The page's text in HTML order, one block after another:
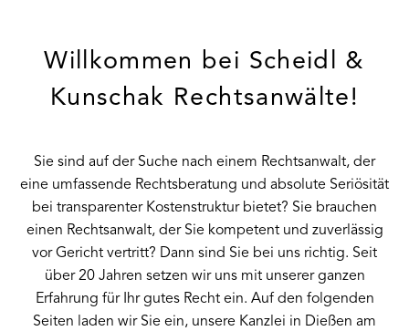
Willkommen bei Scheidl &
Kunschak Rechtsanwälte!
Sie sind auf der Suche nach einem Rechtsanwalt, der
eine umfassende Rechtsberatung und absolute Seriösität
bei transparenter Kostenstruktur bietet? Sie brauchen
einen Rechtsanwalt, der Sie kompetent und zuverlässig
vor Gericht vertritt? Dann sind Sie bei uns richtig. Seit
über 20 Jahren setzen wir uns mit unserer ganzen
Erfahrung für Ihr gutes Recht ein. Auf den folgenden
Seiten laden wir Sie ein, unsere Kanzlei in Dießen am